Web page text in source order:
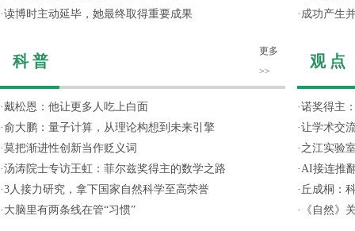
·读博时主动延毕，她最终取得重要成果
科 普
更多
>>
·戴松恩：他让更多人吃上白面
·俞大鹏：量子计算，从理论构想到未来引擎
·莫把渐进性创新当作贬义词
·汤涛院士专访王虹：菲尔兹奖得主的数学之路
·3人接力研究，拿下国家自然科学至高荣誉
· 大脑里有两条线在管“习惯”
· 成功产生
观 点
·诺奖得主
·让学术交
· 之江实验
·AI接连推
· 丘成桐：
·
《自然》